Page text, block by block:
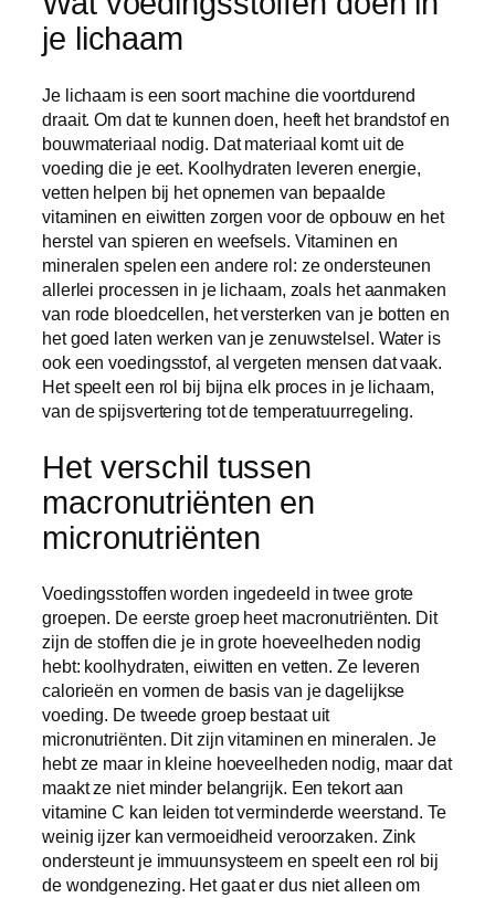
je lichaam
Je lichaam is een soort machine die voortdurend
draait. Om dat te kunnen doen, heeft het brandstof en
bouwmateriaal nodig. Dat materiaal komt uit de
voeding die je eet. Koolhydraten leveren energie,
vetten helpen bij het opnemen van bepaalde
vitaminen en eiwitten zorgen voor de opbouw en het
herstel van spieren en weefsels. Vitaminen en
mineralen spelen een andere rol: ze ondersteunen
allerlei processen in je lichaam, zoals het aanmaken
van rode bloedcellen, het versterken van je botten en
het goed laten werken van je zenuwstelsel. Water is
ook een voedingsstof, al vergeten mensen dat vaak.
Het speelt een rol bij bijna elk proces in je lichaam,
van de spijsvertering tot de temperatuurregeling.
Het verschil tussen
macronutriënten en
micronutriënten
Voedingsstoffen worden ingedeeld in twee grote
groepen. De eerste groep heet macronutriënten. Dit
zijn de stoffen die je in grote hoeveelheden nodig
hebt: koolhydraten, eiwitten en vetten. Ze leveren
calorieën en vormen de basis van je dagelijkse
voeding. De tweede groep bestaat uit
micronutriënten. Dit zijn vitaminen en mineralen. Je
hebt ze maar in kleine hoeveelheden nodig, maar dat
maakt ze niet minder belangrijk. Een tekort aan
vitamine C kan leiden tot verminderde weerstand. Te
weinig ijzer kan vermoeidheid veroorzaken. Zink
ondersteunt je immuunsysteem en speelt een rol bij
de wondgenezing. Het gaat er dus niet alleen om